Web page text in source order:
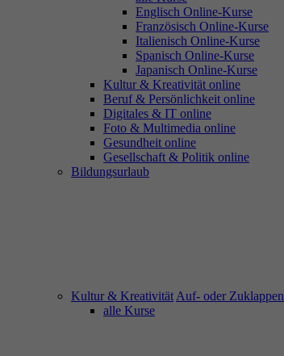
Englisch Online-Kurse
Französisch Online-Kurse
Italienisch Online-Kurse
Spanisch Online-Kurse
Japanisch Online-Kurse
Kultur & Kreativität online
Beruf & Persönlichkeit online
Digitales & IT online
Foto & Multimedia online
Gesundheit online
Gesellschaft & Politik online
Bildungsurlaub
Kultur & Kreativität Auf- oder Zuklappen
alle Kurse